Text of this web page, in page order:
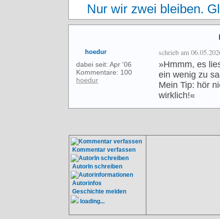
Nur wir zwei bleiben.
hoedur
dabei seit: Apr '06
Kommentare: 100
hoedur
schrieb am
»Hmmm, es
ein wenig zu
Mein Tip: hör
wirklich!«
Kommentar verfassen
AutorIn schreiben
Autorinfos
Geschichte melden
loading...